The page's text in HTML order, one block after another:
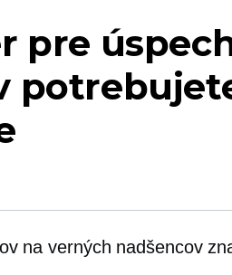
pre
na verných nadšencov